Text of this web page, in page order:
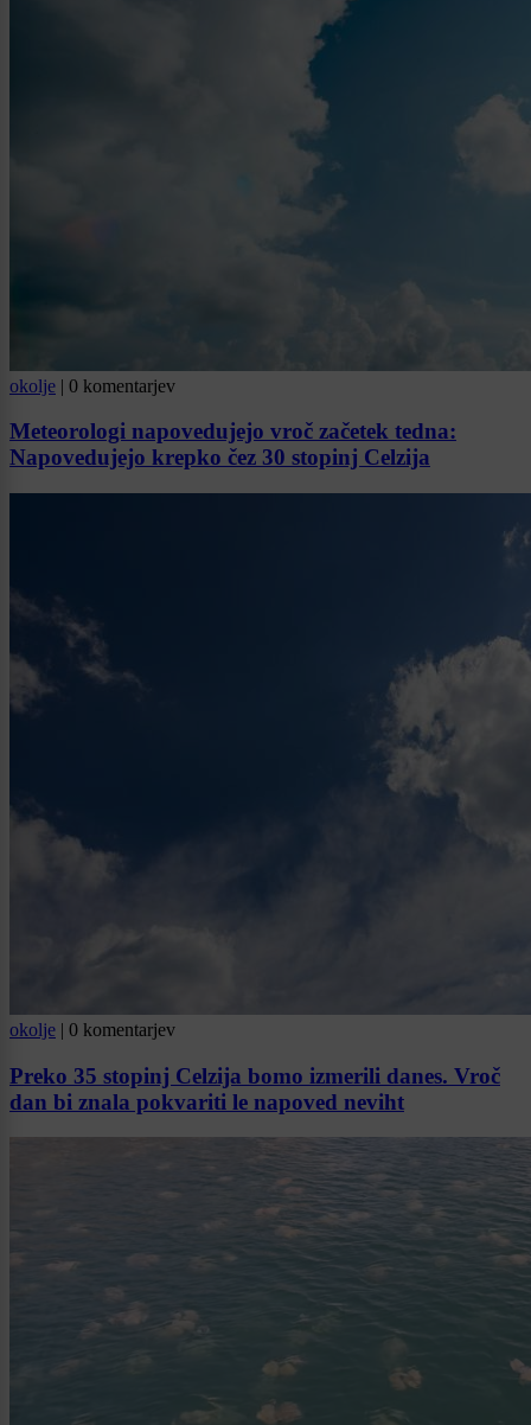
okolje | 0 komentarjev
Meteorologi napovedujejo vroč začetek tedna:
Napovedujejo krepko čez 30 stopinj Celzija
okolje | 0 komentarjev
Preko 35 stopinj Celzija bomo izmerili danes. Vroč
dan bi znala pokvariti le napoved neviht